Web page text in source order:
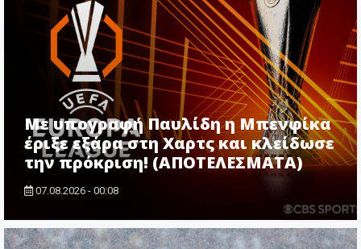
Με υπογραφή Παυλίδη η Μπενφίκα
έριξε εξάρα στη Χαρτς και κλείδωσε
την πρόκριση! (ΑΠΟΤΕΛΕΣΜΑΤΑ)
07.08.2026 - 00:08